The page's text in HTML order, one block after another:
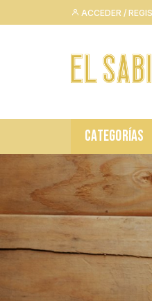
al
ACCEDER /
CATEGORÍAS